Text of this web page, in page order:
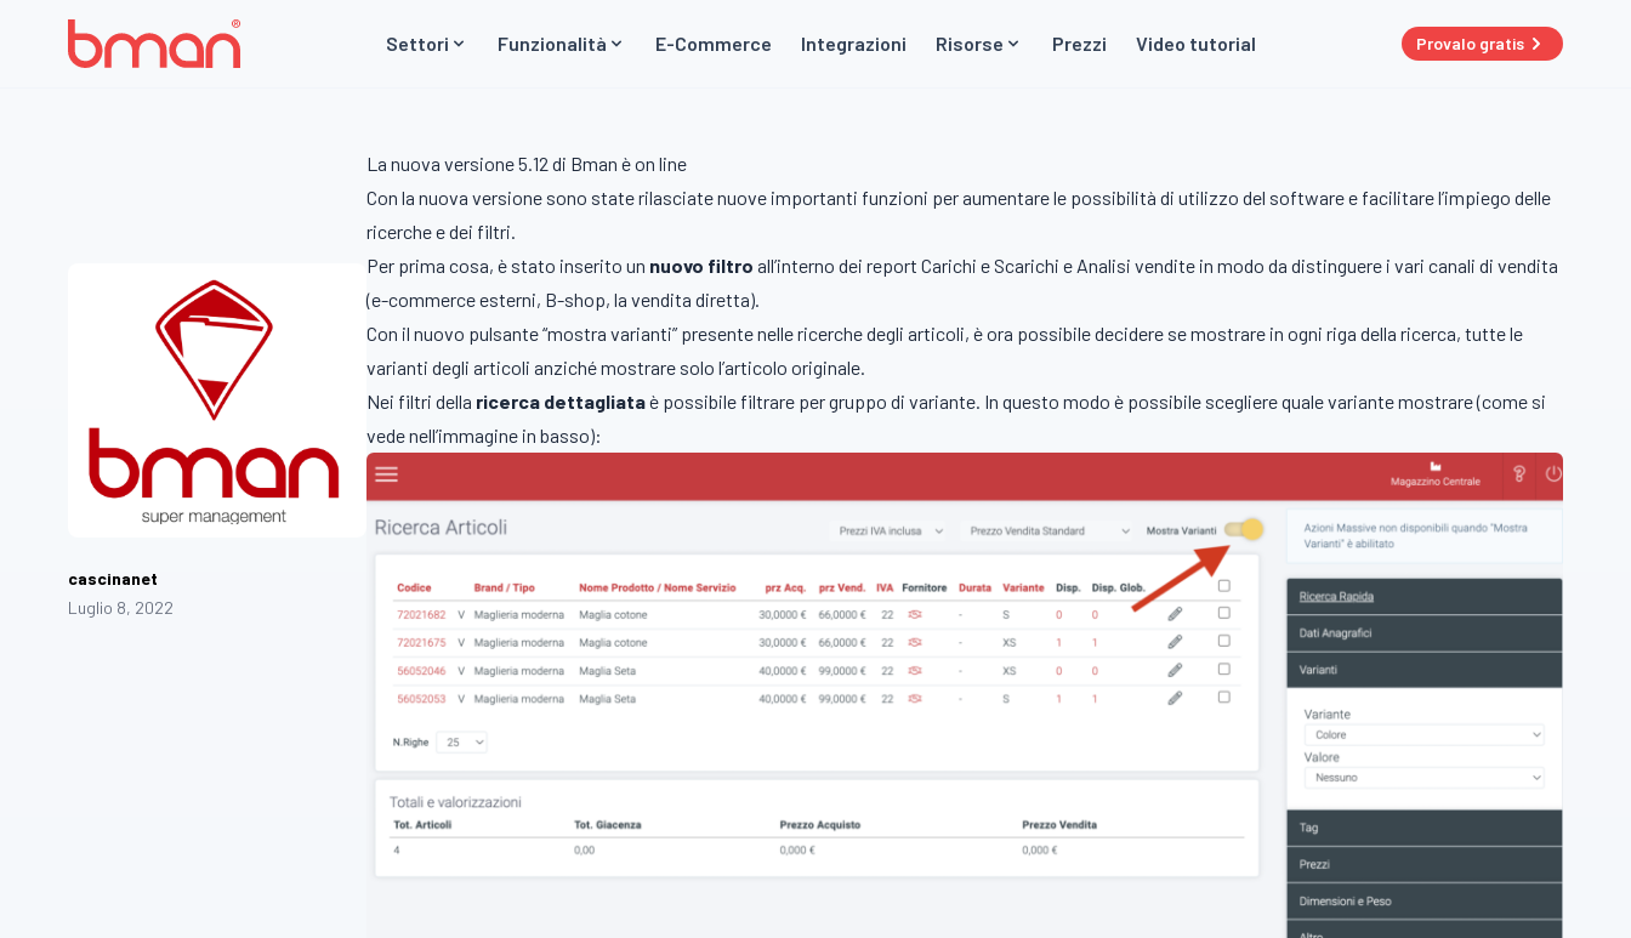
Settori
Funzionalità E-Commerce Integrazioni Risorse Prezzi Video tutorial Provalo gratis
cascinanet
Luglio 8, 2022
La nuova versione 5.12 di Bman è on line
Con la nuova versione sono state rilasciate nuove importanti funzioni per aumentare le possibilità di utilizzo del software e facilitare l’impiego delle
ricerche e dei filtri.
Per prima cosa, è stato inserito un nuovo filtro all’interno dei report Carichi e Scarichi e Analisi vendite in modo da distinguere i vari canali di vendita
(e-commerce esterni, B-shop, la vendita diretta).
Con il nuovo pulsante “mostra varianti” presente nelle ricerche degli articoli, è ora possibile decidere se mostrare in ogni riga della ricerca, tutte le
varianti degli articoli anziché mostrare solo l’articolo originale.
Nei filtri della ricerca dettagliataè possibile filtrare per gruppo di variante. In questo modo è possibile scegliere quale variante mostrare (come si
vede nell’immagine in basso):